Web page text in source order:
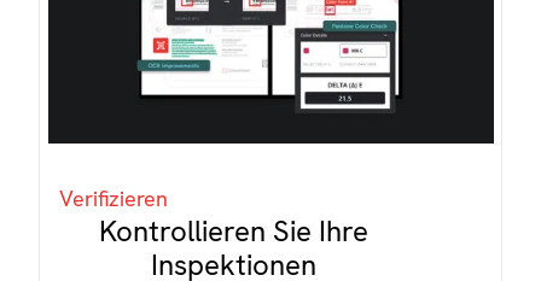
Verifizieren
Kontrollieren Sie Ihre
Inspektionen